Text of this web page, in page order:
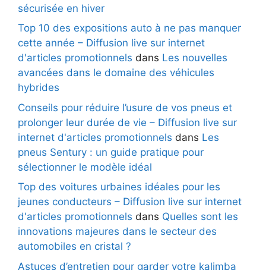
sécurisée en hiver
Top 10 des expositions auto à ne pas manquer
cette année – Diffusion live sur internet
d'articles promotionnels dans Les nouvelles
avancées dans le domaine des véhicules
hybrides
Conseils pour réduire l’usure de vos pneus et
prolonger leur durée de vie – Diffusion live sur
internet d'articles promotionnels dans Les
pneus Sentury : un guide pratique pour
sélectionner le modèle idéal
Top des voitures urbaines idéales pour les
jeunes conducteurs – Diffusion live sur internet
d'articles promotionnels dans Quelles sont les
innovations majeures dans le secteur des
automobiles en cristal ?
Astuces d’entretien pour garder votre kalimba